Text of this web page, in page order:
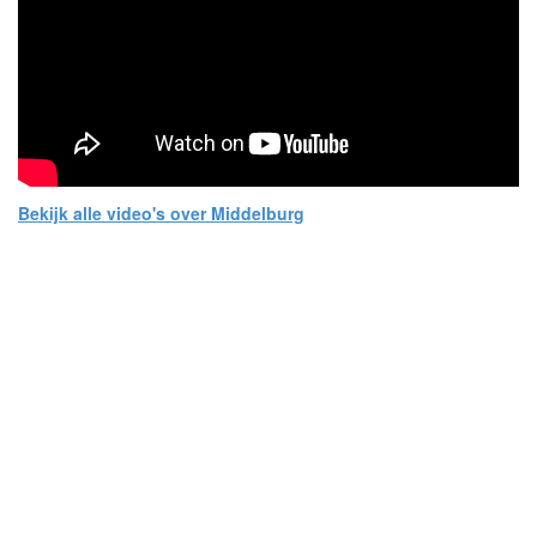
Bekijk alle video's over Middelburg